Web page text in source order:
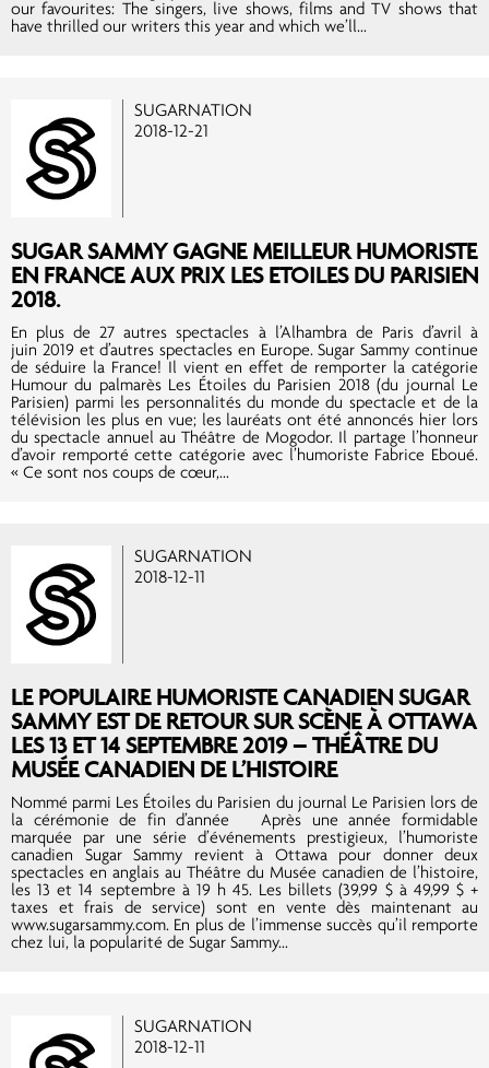
our favourites: The singers, live shows, films and TV shows that
have thrilled our writers this year and which we’ll...
SUGARNATION
2018-12-21
SUGAR SAMMY GAGNE MEILLEUR HUMORISTE
EN FRANCE AUX PRIX LES ETOILES DU PARISIEN
2018.
En plus de 27 autres spectacles à l’Alhambra de Paris d’avril à
juin 2019 et d’autres spectacles en Europe. Sugar Sammy continue
de séduire la France! Il vient en effet de remporter la catégorie
Humour du palmarès Les Étoiles du Parisien 2018 (du journal Le
Parisien) parmi les personnalités du monde du spectacle et de la
télévision les plus en vue; les lauréats ont été annoncés hier lors
du spectacle annuel au Théâtre de Mogodor. Il partage l’honneur
d’avoir remporté cette catégorie avec l’humoriste Fabrice Eboué.
« Ce sont nos coups de cœur,...
SUGARNATION
2018-12-11
LE POPULAIRE HUMORISTE CANADIEN SUGAR
SAMMY EST DE RETOUR SUR SCÈNE À OTTAWA
LES 13 ET 14 SEPTEMBRE 2019 – THÉÂTRE DU
MUSÉE CANADIEN DE L’HISTOIRE
Nommé parmi Les Étoiles du Parisien du journal Le Parisien lors de
la cérémonie de fin d’année Après une année formidable
marquée par une série d’événements prestigieux, l’humoriste
canadien Sugar Sammy revient à Ottawa pour donner deux
spectacles en anglais au Théâtre du Musée canadien de l’histoire,
les 13 et 14 septembre à 19 h 45. Les billets (39,99 $ à 49,99 $ +
taxes et frais de service) sont en vente dès maintenant au
www.sugarsammy.com. En plus de l’immense succès qu’il remporte
chez lui, la popularité de Sugar Sammy...
SUGARNATION
2018-12-11